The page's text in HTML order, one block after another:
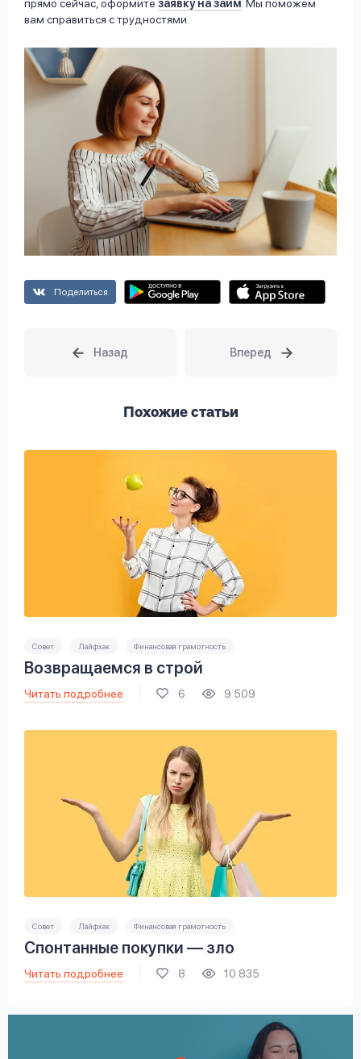
прямо сейчас, оформите заявку на займ . Мы поможем
вам справиться с трудностями.
Поделиться
Похожие статьи
Совет Лайфхак Финансовая грамотность
Возвращаемся в строй
Читать подробнее 6 9 509
Совет Лайфхак Финансовая грамотность
Спонтанные покупки — зло
Читать подробнее 8 10 835